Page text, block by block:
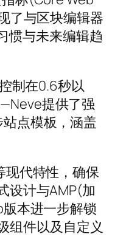
了与区块编辑器
惯与未来编辑趋
制在0.6秒以
提供了强
点模板，涵盖
代特性，确保
设计与AMP(加
本进一步解锁
组件以及自定义